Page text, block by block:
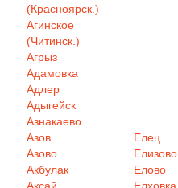
(Красноярск.)
Агинское
(Читинск.)
Агрыз
Адамовка
Адлер
Адыгейск
Азнакаево
Азов
Азово
Акбулак
Елец
Елизово
Елово